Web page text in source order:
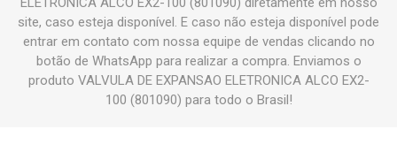
site, caso esteja disponível. E caso não esteja disponível pode
entrar em contato com nossa equipe de vendas clicando no
botão de WhatsApp para realizar a compra. Enviamos o
produto VALVULA DE EXPANSAO ELETRONICA ALCO EX2-
100 (801090) para todo o Brasil!